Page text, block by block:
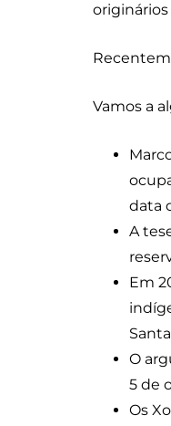
Vamos a
data
A
Em
O
5 de
Os